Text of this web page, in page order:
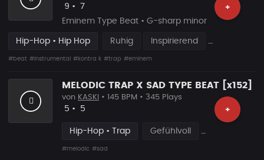
+
Likes
9 • Vorgeschlagen
7
Eminem Type Beat • G-sharp minor
Hip-Hop • Hip Hop Ruhig Inspirierend
#beat #instrumental #kontra k #trap #eminem
MELODIC TRAP X SAD TYPE BEAT [x152]
+
von KASKI • 145 BPM • 345 Plays
Likes
5 • Vorgeschlagen
5
Hip-Hop • Trap Gefühlvoll
#melodic #sad